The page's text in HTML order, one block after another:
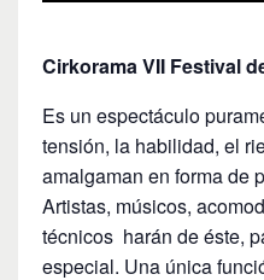
Cirkorama VII Festival
Es un espectáculo
tensión, la habilidad, el
amalgaman en forma de
Artistas, músicos,
técnicos harán de éste,
especial. Una única